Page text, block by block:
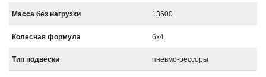
Масса без нагрузки 13600
Колесная формула 6x4
Тип подвески пневмо-рессоры